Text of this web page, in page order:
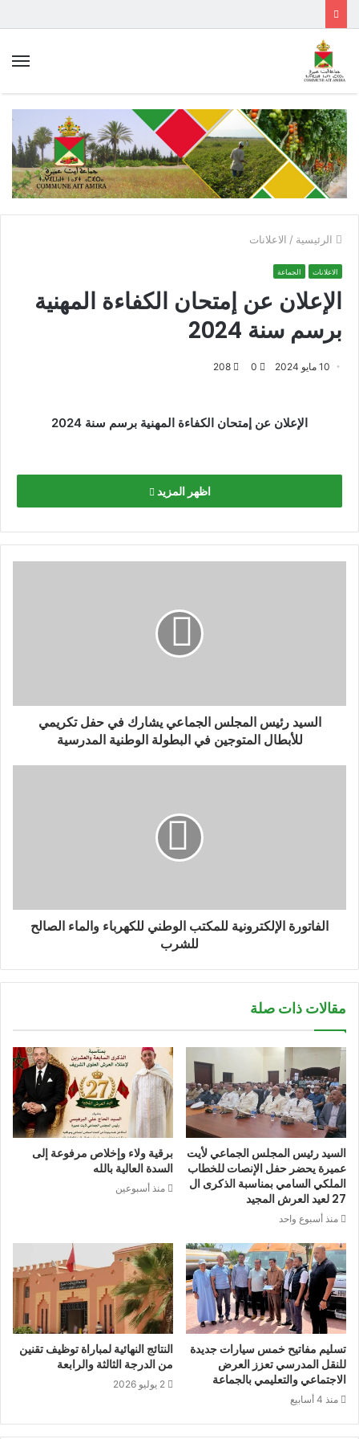
الرئيسية / الاعلانات
الاعلانات الجماعة
الإعلان عن إمتحان الكفاءة المهنية
برسم سنة 2024
10 مايو 2024 0
208
الإعلان عن إمتحان الكفاءة المهنية برسم سنة 2024
اظهر المزيد
السيد رئيس المجلس الجماعي يشارك في حفل تكريمي
للأبطال المتوجين في البطولة الوطنية المدرسية
الفاتورة الإلكترونية للمكتب الوطني للكهرباء والماء الصالح
للشرب
مقالات ذات صلة
السيد رئيس المجلس الجماعي لأيت
عميرة يحضر حفل الإنصات للخطاب
الملكي السامي بمناسبة الذكرى ال
27 لعيد العرش المجيد
منذ أسبوع واحد
برقية ولاء وإخلاص مرفوعة إلى
السدة العالية بالله
منذ أسبوعين
تسليم مفاتيح خمس سيارات جديدة
للنقل المدرسي تعزز العرض
الاجتماعي والتعليمي بالجماعة
منذ 4 أسابيع
النتائج النهائية لمباراة توظيف تقنين
من الدرجة الثالثة والرابعة
2 يوليو 2026